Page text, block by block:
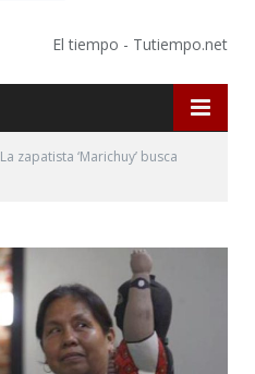
El tiempo - Tutiempo.net
La zapatista ‘Marichuy’ busca